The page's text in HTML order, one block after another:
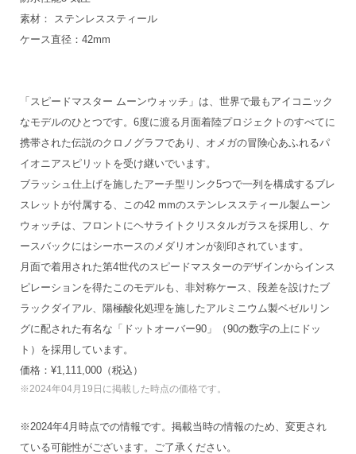
素材： ステンレススティール
ケース直径：42mm
「スピードマスター ムーンウォッチ」は、世界で最もアイコニック
なモデルのひとつです。6度に渡る月面着陸プロジェクトのすべてに
携帯された伝説のクロノグラフであり、オメガの冒険心あふれるパ
イオニアスピリットを受け継いでいます。
ブラッシュ仕上げを施したアーチ型リンク5つで一列を構成するブレ
スレットが付属する、この42 mmのステンレススティール製ムーン
ウォッチは、フロントにヘサライトクリスタルガラスを採用し、ケ
ースバックにはシーホースのメダリオンが刻印されています。
月面で着用された第4世代のスピードマスターのデザインからインス
ピレーションを得たこのモデルも、非対称ケース、段差を設けたブ
ラックダイアル、陽極酸化処理を施したアルミニウム製ベゼルリン
グに配された有名な「ドットオーバー90」（90の数字の上にドッ
ト）を採用しています。
価格：¥1,111,000（税込）
※2024年04月19日に掲載した時点の価格です。
※2024年4月時点での情報です。掲載当時の情報のため、変更され
ている可能性がございます。ご了承ください。